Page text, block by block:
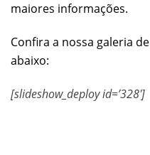
maiores informações.
Confira a nossa galeria
abaixo:
[slideshow_deploy id=’328′]